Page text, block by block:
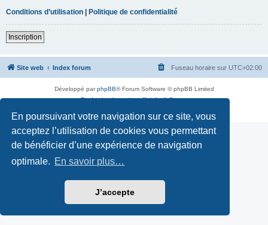
En poursuivant votre navigation sur ce site, vous
acceptez l’utilisation de cookies vous permettant
de bénéficier d’une expérience de navigation
optimale. En savoir plus…
J’accepte
Conditions d’utilisation | Politique de confidentialité
Inscription
Site web Index forum Fuseau horaire sur UTC+02:00
Développé parphpBB® Forum Software © phpBB Limited
Traduction française officielle©Qiaeru